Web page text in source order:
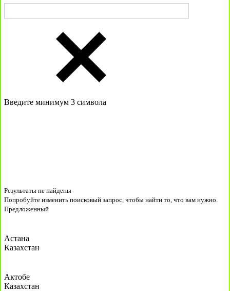
Введите минимум 3 символа
Результаты не найдены
Попробуйте изменить поисковый запрос, чтобы найти то, что вам нужно.
Предложенный
Астана
Казахстан
Актобе
Казахстан